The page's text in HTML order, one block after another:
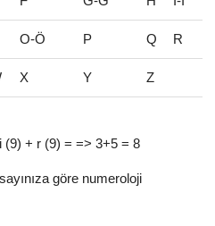
O-Ö P Q R
X Y Z
(9) + r (9) = => 3+5 = 8
göre numeroloji